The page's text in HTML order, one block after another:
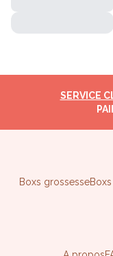
SERVICE
Boxs grossesse